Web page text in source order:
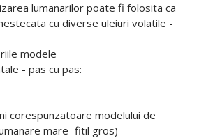
lumanarilor poate fi folosita ca
cu diverse uleiuri volatile -
modele
- pas cu pas:
corespunzatoare modelului de
mare=fitil gros)